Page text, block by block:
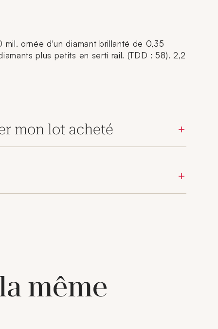
ornée d'un diamant brillanté de 0,35
plus petits en serti rail. (TDD : 58). 2,2
mon lot acheté
même